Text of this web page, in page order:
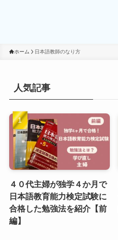
ホーム 日本語教師のなり方
人気記事
４０代主婦が独学４か月で
日本語教育能力検定試験に
合格した勉強法を紹介【前
編】